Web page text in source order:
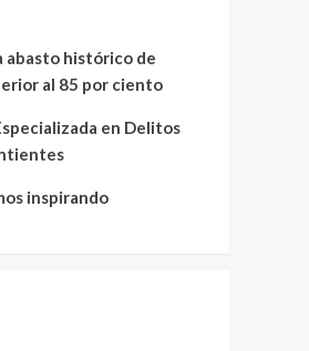
abasto histórico de
al 85 por ciento
en Delitos
inspirando